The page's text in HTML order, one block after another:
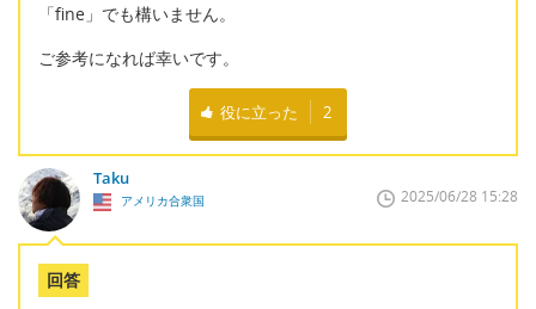
「fine」でも構いません。
ご参考になれば幸いです。
役に立った 2
Taku
アメリカ合衆国 2025/06/28 15:28
回答